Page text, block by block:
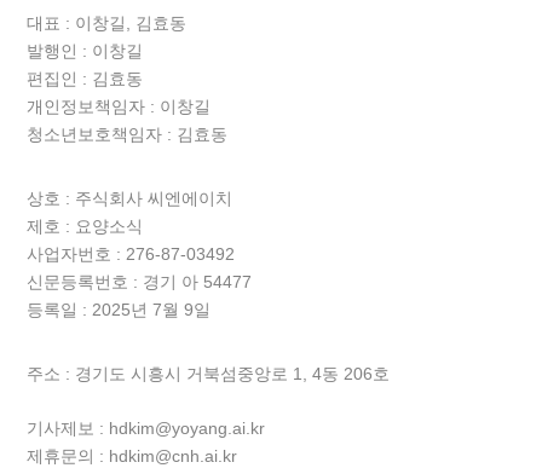
대표 : 이창길, 김효동
발행인 : 이창길
편집인 : 김효동
개인정보책임자 : 이창길
청소년보호책임자 : 김효동
상호 : 주식회사 씨엔에이치
제호 : 요양소식
사업자번호 : 276-87-03492
신문등록번호 : 경기 아 54477
등록일 : 2025년 7월 9일
주소 : 경기도 시흥시 거북섬중앙로 1, 4동 206호
기사제보 : hdkim@yoyang.ai.kr
제휴문의 : hdkim@cnh.ai.kr